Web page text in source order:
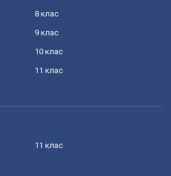
8 клас
9 клас
10 клас
11 клас
11 клас